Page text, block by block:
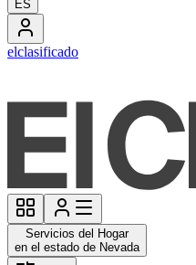
ES
elclasificado
Servicios del Hogar
en el estado de Nevada